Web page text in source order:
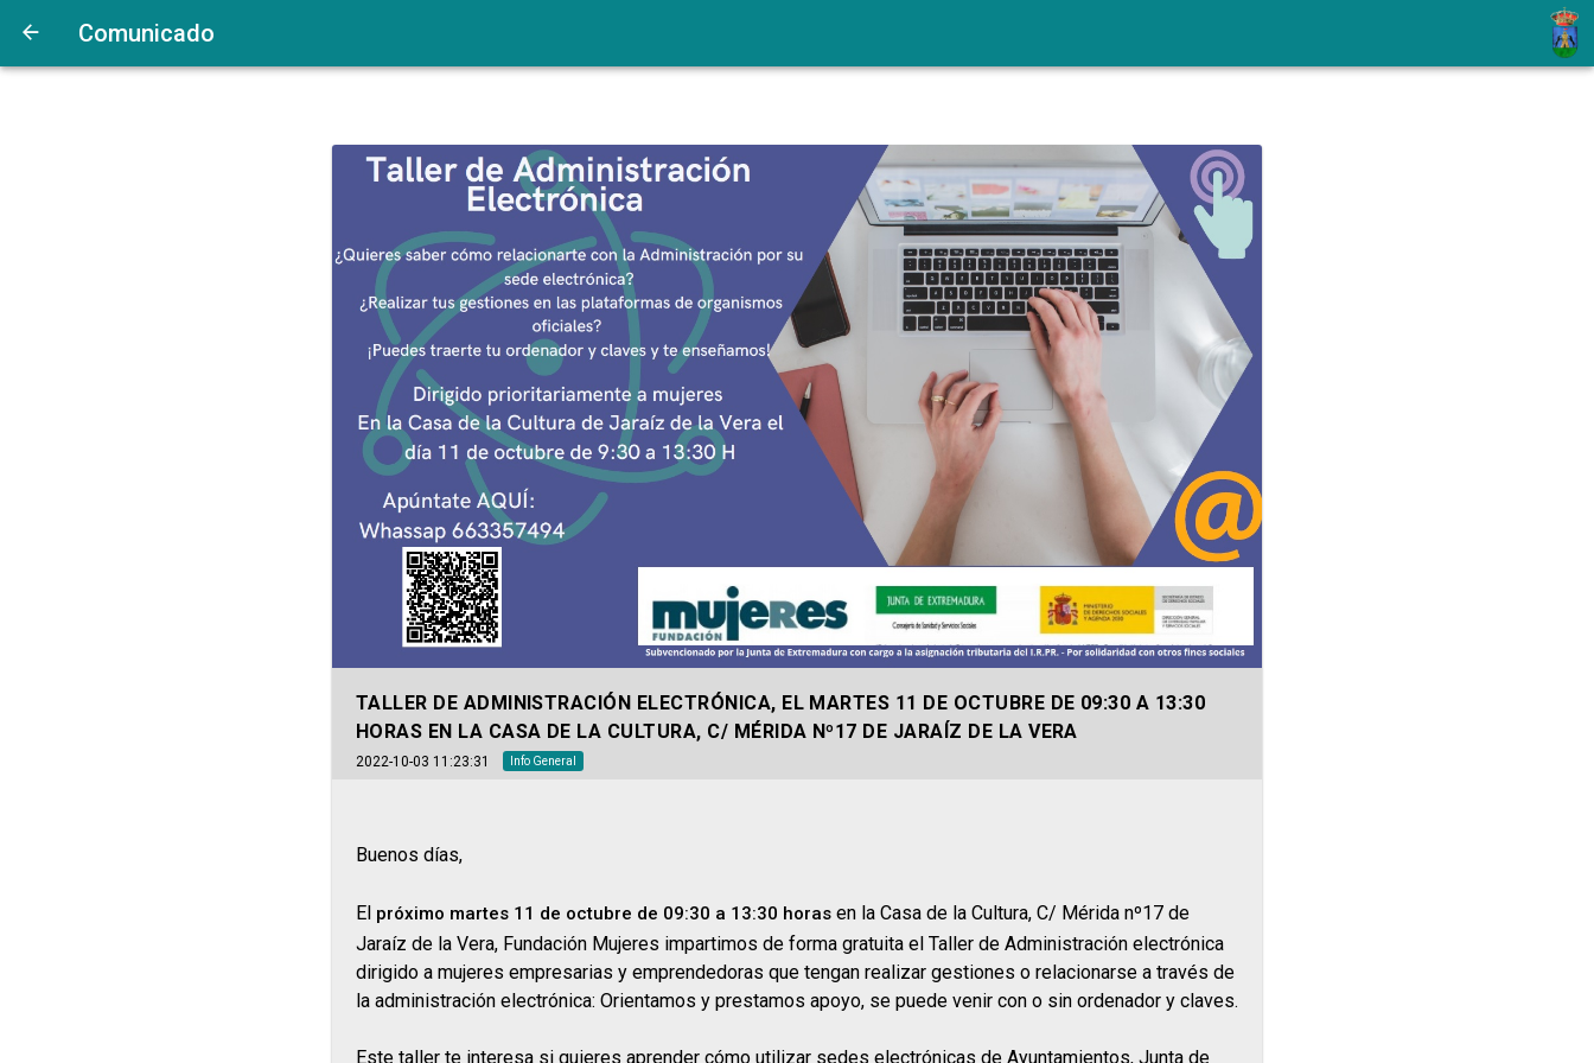
Comunicado
TALLER DE ADMINISTRACIÓN ELECTRÓNICA, EL MARTES 11 DE OCTUBRE DE 09:30 A 13:30
HORAS EN LA CASA DE LA CULTURA, C/ MÉRIDA Nº17 DE JARAÍZ DE LA VERA
2022-10-03 11:23:31 Info General
Buenos días,
El próximo martes 11 de octubre de 09:30 a 13:30 horas en la Casa de la Cultura, C/ Mérida nº17 de
Jaraíz de la Vera, Fundación Mujeres impartimos de forma gratuita el Taller de Administración electrónica
dirigido a mujeres empresarias y emprendedoras que tengan realizar gestiones o relacionarse a través de
la administración electrónica: Orientamos y prestamos apoyo, se puede venir con o sin ordenador y claves.
Este taller te interesa si quieres aprender cómo utilizar sedes electrónicas de Ayuntamientos, Junta de